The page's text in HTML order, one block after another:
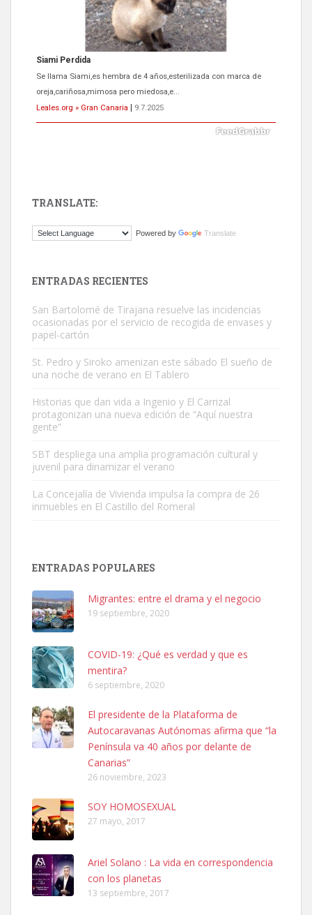
Siami Perdida
Se llama Siami,es hembra de 4 años,esterilizada con marca de
oreja,cariñosa,mimosa pero miedosa,e...
Leales.org » Gran Canaria
9.7.2025
El ayuntamiento se va a llevar a Los Gatos callejeros de la zona los
Este gato macho ha aparecido en la calle hace menos de un mes,
es muy manso y extremadamente cari...
Leales.org » Gran Canaria
Leales.org » Gran Canaria
SHIBA PERDIDO AVDA JOSE MESA Y LOPEZ
PERRO MACHO RAZA SHIBA CON MICROCHIP PERDIDO HOY
06/07/2025 ZONA MESA Y LOPEZ. ES MUY ASUSTADIZO
Leales.org » Gran Canaria
6.7.2025
Ninfa perdida
El día 5 se los perdió una ninfa papillera, asustada tiene miedo a la
calle, se perdió por la zon...
TRANSLATE:
Powered by Translate
ENTRADAS RECIENTES
San Bartolomé de Tirajana resuelve las incidencias
ocasionadas por el servicio de recogida de envases y
papel-cartón
St. Pedro y Siroko amenizan este sábado El sueño de
una noche de verano en El Tablero
Historias que dan vida a Ingenio y El Carrizal
protagonizan una nueva edición de “Aquí nuestra
gente”
SBT despliega una amplia programación cultural y
juvenil para dinamizar el verano
La Concejalía de Vivienda impulsa la compra de 26
inmuebles en El Castillo del Romeral
ENTRADAS POPULARES
Migrantes: entre el drama y el negocio
19 septiembre, 2020
COVID-19: ¿Qué es verdad y que es
mentira?
6 septiembre, 2020
El presidente de la Plataforma de
Autocaravanas Autónomas afirma que “la
Península va 40 años por delante de
Canarias”
26 noviembre, 2023
SOY HOMOSEXUAL
27 mayo, 2017
Ariel Solano : La vida en correspondencia
con los planetas
13 septiembre, 2017